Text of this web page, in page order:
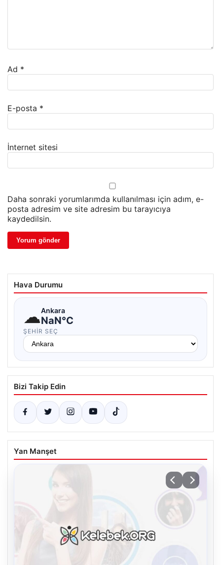
Ad *
E-posta *
İnternet sitesi
Daha sonraki yorumlarımda kullanılması için adım, e-
posta adresim ve site adresim bu tarayıcıya
kaydedilsin.
Hava Durumu
☁Ankara
NaN°C
ŞEHIR SEÇ
Bizi Takip Edin
Yan Manşet